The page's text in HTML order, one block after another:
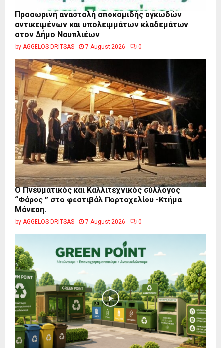
Προσωρινή αναστολή αποκομιδής ογκωδών
αντικειμένων και υπολειμμάτων κλαδεμάτων
στον Δήμο Ναυπλιέων
by AGGELOS DRITSAS 7 August 2026 0
Ο Πνευματικός και Καλλιτεχνικός σύλλογος
“Φάρος ” στο φεστιβάλ Πορτοχελίου -Κτήμα
Μάνεση.
by AGGELOS DRITSAS 7 August 2026 0